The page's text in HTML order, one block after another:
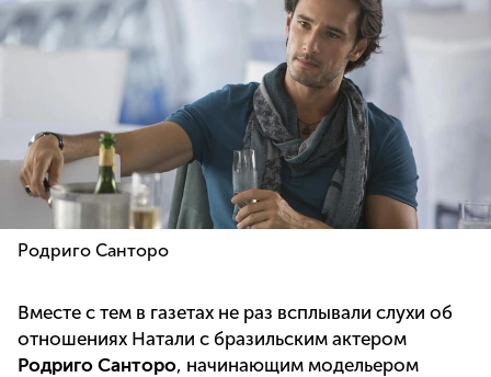
Родриго Санторо
Вместе с тем в газетах не раз всплывали слухи об
отношениях Натали с бразильским актером
Родриго Санторо, начинающим модельером